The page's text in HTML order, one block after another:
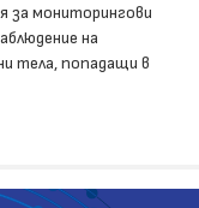
за мониторингови
на
тела, попадащи в